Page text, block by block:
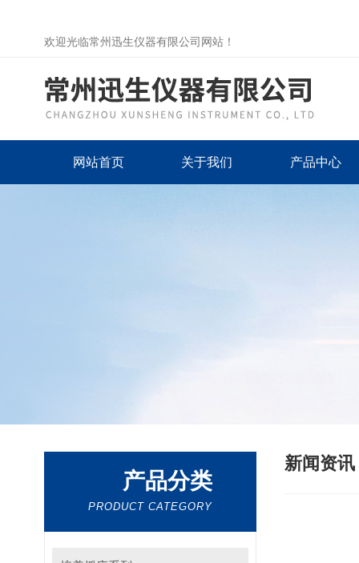
欢迎光临常州迅生仪器有限公司网站！
网站首页 关于我们 产品中心
产品分类
PRODUCT CATEGORY
新闻资讯